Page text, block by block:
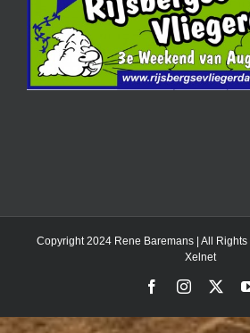
Copyright 2024 Rene Baremans | All
Xelnet
FacebookInstagram